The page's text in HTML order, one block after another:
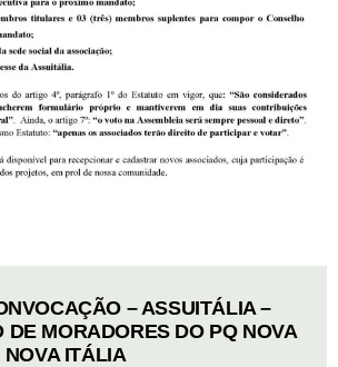
– ASSUITÁLIA –
DE MORADORES DO PQ NOVA
NOVA ITÁLIA